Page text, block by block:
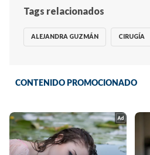
Tags relacionados
ALEJANDRA GUZMÁN CIRUGÍA